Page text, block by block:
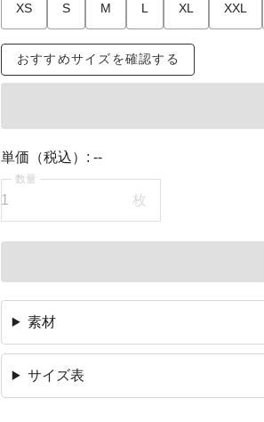
XS S M L XL XXL
おすすめサイズを確認する
単価（税込）: --
枚
数量
素材
サイズ表